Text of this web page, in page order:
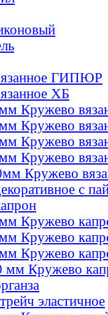
ГИПЮР
ХБ
Кружево
Кружево
Кружево
Кружево
Кружево
с
Кружево
Кружево
Кружево
мм Кружево
эластичное